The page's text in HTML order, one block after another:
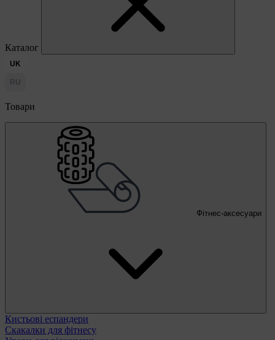
Каталог
UK
RU
Товари
Фітнес-аксесуари
Кистьові еспандери
Скакалки для фітнесу